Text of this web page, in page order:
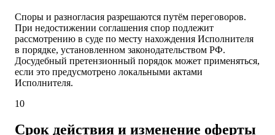
Споры и разногласия разрешаются путём переговоров.
При недостижении соглашения спор подлежит
рассмотрению в суде по месту нахождения Исполнителя
в порядке, установленном законодательством РФ.
Досудебный претензионный порядок может применяться,
если это предусмотрено локальными актами
Исполнителя.
10
Срок действия и изменение оферты